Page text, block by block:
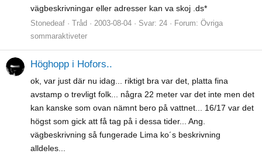
vägbeskrivningar eller adresser kan va skoj .ds*
Stonedeaf Tråd 2003-08-04 Svar: 24 Forum: Övriga
sommaraktiveter
Höghopp i Hofors..
ok, var just där nu idag... riktigt bra var det, platta fina
avstamp o trevligt folk... några 22 meter var det inte men det
kan kanske som ovan nämnt bero på vattnet... 16/17 var det
högst som gick att få tag på i dessa tider... Ang.
vägbeskrivning så fungerade Lima ko´s beskrivning
alldeles...